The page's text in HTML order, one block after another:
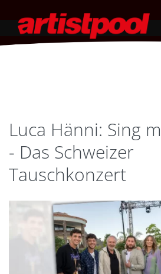
Luca Hänni: Sing
- Das Schweizer
Tauschkonzert